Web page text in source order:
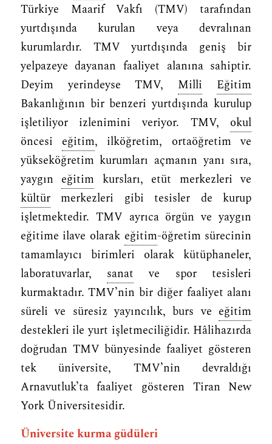
Türkiye Maarif Vakfı (TMV) tarafından
yurtdışında kurulan veya devralınan
kurumlardır. TMV yurtdışında geniş bir
yelpazeye dayanan faaliyet alanına sahiptir.
Deyim yerindeyse TMV, Milli
Eğitim
Bakanlığının bir benzeri yurtdışında kurulup
işletiliyor izlenimini veriyor. TMV, okul
öncesi eğitim, ilköğretim, ortaöğretim ve
yükseköğretim kurumları açmanın yanı sıra,
yaygın eğitim kursları, etüt merkezleri ve
kültürmerkezleri gibi tesisler de kurup
işletmektedir. TMV ayrıca örgün ve yaygın
eğitime ilave olarak eğitim-öğretim sürecinin
tamamlayıcı birimleri olarak kütüphaneler,
laboratuvarlar, sanat ve spor tesisleri
kurmaktadır. TMV’nin bir diğer faaliyet alanı
süreli ve süresiz yayıncılık, burs ve eğitim
destekleri ile yurt işletmeciliğidir. Hâlihazırda
doğrudan TMV bünyesinde faaliyet gösteren
tek üniversite, TMV’nin devraldığı
Arnavutluk’ta faaliyet gösteren Tiran New
York Üniversitesidir.
Üniversite kurma güdüleri